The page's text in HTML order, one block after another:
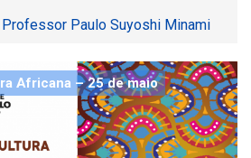
Paulo Suyoshi Minami
Africana – 25 de maio